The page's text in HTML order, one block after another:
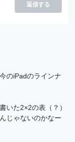
返信する
のiPadのラインナ
いた2×2の表（？）
じゃないのかなー